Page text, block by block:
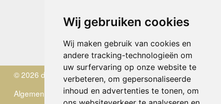
Wij gebruiken cookies
Wij maken gebruik van cookies en
andere tracking-technologieën om
uw surfervaring op onze website te
verbeteren, om gepersonaliseerde
inhoud en advertenties te tonen, om
Donderdag
10.00 - 12.30 en 13.30 - 17.00
Vrijdag 10.00 - 12.30 en 13.30 - 17.00
Zaterdag
gesloten
Zondag gesloten
© 2026 de Zwerver
Algemene Voorwaarden